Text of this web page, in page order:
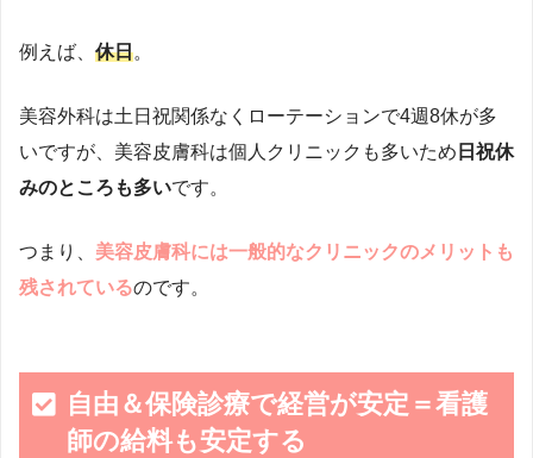
例えば、 休日。
美容外科は土日祝関係なくローテーションで4週8休が多
いですが、美容皮膚科は個人クリニックも多いため 日祝休
みのところも多いです。
つまり、 美容皮膚科には一般的なクリニックのメリットも
残されているのです。
自由＆保険診療で経営が安定＝看護
師の給料も安定する